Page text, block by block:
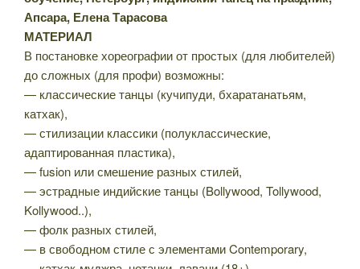
МАТЕРИАЛ
В постановке хореографии от простых (для любителей)
до сложных (для профи) возможны:
— классические танцы (кучипуди, бхаратанатьям,
катхак),
— стилизации классики (полуклассические,
адаптированная пластика),
— fusion или смешение разных стилей,
— эстрадные индийские танцы (Bollywood, Tollywood,
Kollywood..),
— фолк разных стилей,
— в свободном стиле с элементами Contemporary,